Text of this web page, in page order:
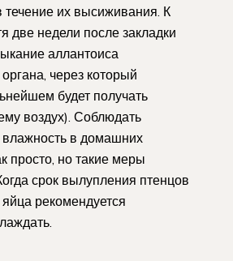
течение их высиживания. К
две недели после закладки
аллантоиса
через который
будет получать
воздух). Соблюдать
влажность в домашних
просто, но такие меры
срок вылупления птенцов
рекомендуется